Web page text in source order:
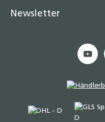
Newsletter